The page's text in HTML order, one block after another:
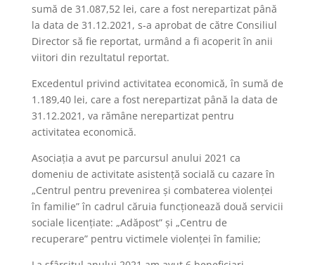
sumă de 31.087,52 lei, care a fost nerepartizat până
la data de 31.12.2021, s-a aprobat de către Consiliul
Director să fie reportat, urmând a fi acoperit în anii
viitori din rezultatul reportat.
Excedentul privind activitatea economică, în sumă de
1.189,40 lei, care a fost nerepartizat până la data de
31.12.2021, va rămâne nerepartizat pentru
activitatea economică.
Asociaţia a avut pe parcursul anului 2021 ca
domeniu de activitate asistenţă socială cu cazare în
„Centrul pentru prevenirea şi combaterea violenţei
în familie” în cadrul căruia funcţionează două servicii
sociale licenţiate: „Adăpost” şi „Centru de
recuperare” pentru victimele violenţei în familie;